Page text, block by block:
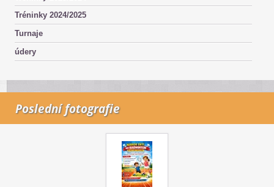
Tréninky 2024/2025
Turnaje
údery
Poslední fotografie